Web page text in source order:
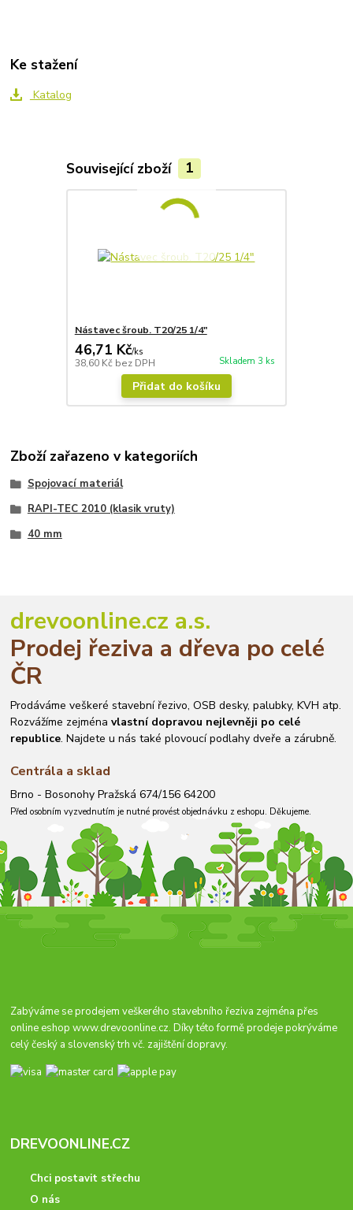
Ke stažení
Katalog
Související zboží 1
Nástavec šroub. T20/25 1/4"
46,71 Kč/ks
38,60 Kč bez DPH Skladem 3 ks
Přidat do košíku
Zboží zařazeno v kategoriích
Spojovací materiál
RAPI-TEC 2010 (klasik vruty)
40 mm
drevoonline.cz a.s.
Prodej řeziva a dřeva po celé
ČR
Prodáváme veškeré stavební řezivo, OSB desky, palubky, KVH atp.
Rozvážíme zejménavlastní dopravou nejlevněji po celé
republice. Najdete u nás také plovoucí podlahy dveře a zárubně.
Centrála a sklad
Brno - Bosonohy Pražská 674/156 64200
Před osobním vyzvednutím je nutné provést objednávku z eshopu. Děkujeme.
Zabýváme se prodejem veškerého stavebního řeziva zejména přes
online eshopwww.drevoonline.cz. Díky této formě prodeje pokrýváme
celý český a slovenský trh vč. zajištění dopravy.
DREVOONLINE.CZ
Chci postavit střechu
O nás